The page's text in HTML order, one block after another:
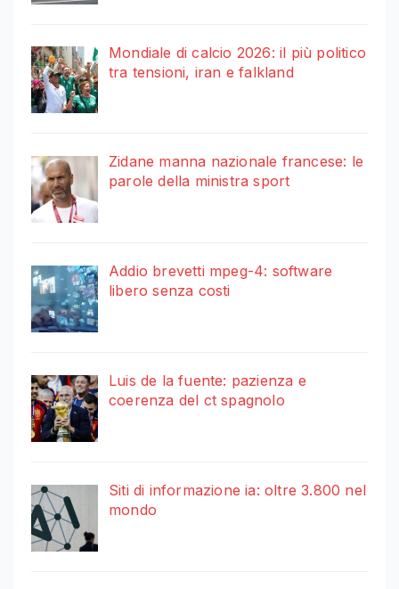
Mondiale di calcio 2026: il più politico
tra tensioni, iran e falkland
Zidane manna nazionale francese: le
parole della ministra sport
Addio brevetti mpeg-4: software
libero senza costi
Luis de la fuente: pazienza e
coerenza del ct spagnolo
Siti di informazione ia: oltre 3.800 nel
mondo